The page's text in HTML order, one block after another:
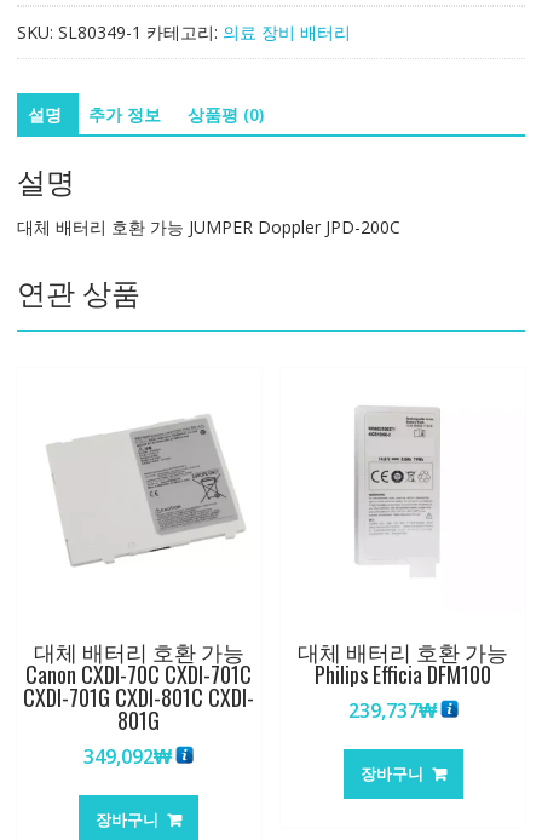
리
환
가
JUMPER
Doppler
JPD-
수
량
SKU: SL80349-1 카테고리: 의료 장비 배터리
설명 추가 정보 상품평 (0)
설명
대체 배터리 호환 가능 JUMPER Doppler JPD-200C
연관 상품
대체 배터리 호환 가능
Canon CXDI-70C CXDI-701C
CXDI-701G CXDI-801C CXDI-
801G
349,092₩
장바구니
대체 배터리 호환 가능
Philips Efficia DFM100
239,737₩
장바구니